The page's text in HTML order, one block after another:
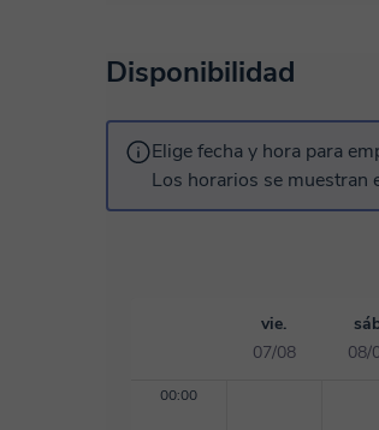
desarrollando aplicaciones
personalizada, sin rodeos y
aprender VBA, automatizar
Disponibilidad
Elige fecha y hora para
Los horarios se muestran
vie.
07/08
08/
00:00